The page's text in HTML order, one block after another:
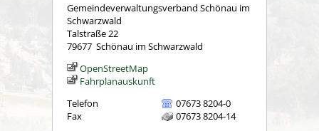
Gemeindeverwaltungsverband Schönau im
Schwarzwald
Talstraße 22
79677 Schönau im Schwarzwald
OpenStreetMap
Fahrplanauskunft
Telefon
07673 8204-0
Fax
07673 8204-14